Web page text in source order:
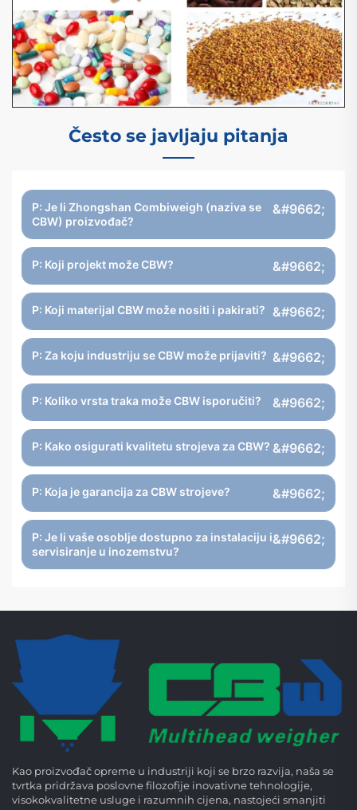
Često se javljaju pitanja
P: Je li Zhongshan Combiweigh (naziva se
CBW) proizvođač?
P: Koji projekt može CBW?
P: Koji materijal CBW može nositi i pakirati?
P: Za koju industriju se CBW može prijaviti?
P: Koliko vrsta traka može CBW isporučiti?
P: Kako osigurati kvalitetu strojeva za CBW?
P: Koja je garancija za CBW strojeve?
P: Je li vaše osoblje dostupno za instalaciju i
servisiranje u inozemstvu?
Kao proizvođač opreme u industriji koji se brzo razvija, naša se
tvrtka pridržava poslovne filozofije inovativne tehnologije,
visokokvalitetne usluge i razumnih cijena, nastojeći smanjiti